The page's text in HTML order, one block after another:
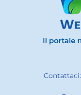
Contattaci: